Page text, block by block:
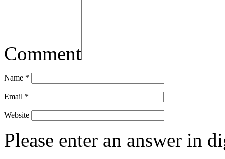
Comment
Name *
Email *
Website
Please enter an answer in